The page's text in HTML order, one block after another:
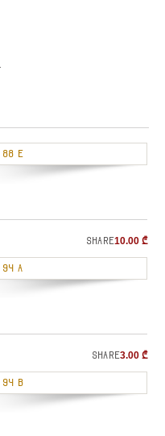
10.00 ₾
Share
3.00 ₾
Share